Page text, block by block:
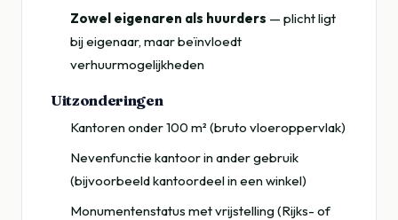
Zowel eigenaren als huurders — plicht ligt
bij eigenaar, maar beïnvloedt
verhuurmogelijkheden
Uitzonderingen
Kantoren onder 100 m² (bruto vloeroppervlak)
Nevenfunctie kantoor in ander gebruik
(bijvoorbeeld kantoordeel in een winkel)
Monumentenstatus met vrijstelling (Rijks- of